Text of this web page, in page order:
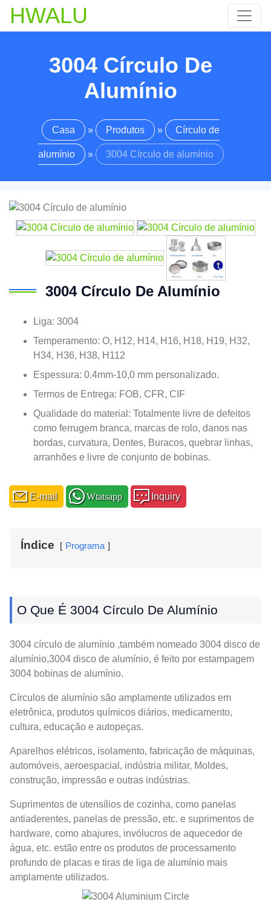
HWALU
3004 Círculo De
Alumínio
Casa » Produtos » Círculo de
alumínio » 3004 Círculo de alumínio
3004 Círculo De Alumínio
Liga: 3004
Temperamento: O, H12, H14, H16, H18, H19, H32,
H34, H36, H38, H112
Espessura: 0.4mm-10,0 mm personalizado.
Termos de Entrega: FOB, CFR, CIF
Qualidade do material: Totalmente livre de defeitos
como ferrugem branca, marcas de rolo, danos nas
bordas, curvatura, Dentes, Buracos, quebrar linhas,
arranhões e livre de conjunto de bobinas.
E-mail Wtatsapp Inquiry
Índice Programa
O Que É 3004 Círculo De Alumínio
3004 círculo de alumínio ,também nomeado 3004 disco de
alumínio,3004 disco de alumínio, é feito por estampagem
3004 bobinas de alumínio.
Círculos de alumínio são amplamente utilizados em
eletrônica, produtos químicos diários, medicamento,
cultura, educação e autopeças.
Aparelhos elétricos, isolamento, fabricação de máquinas,
automóveis, aeroespacial, indústria militar, Moldes,
construção, impressão e outras indústrias.
Suprimentos de utensílios de cozinha, como panelas
antiaderentes, panelas de pressão, etc. e suprimentos de
hardware, como abajures, invólucros de aquecedor de
água, etc. estão entre os produtos de processamento
profundo de placas e tiras de liga de alumínio mais
amplamente utilizados.